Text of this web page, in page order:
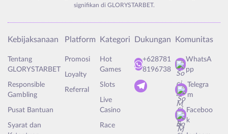
signifikan di GLORYSTARBET.
Kebijaksanaan
Tentang
GLORYSTARBET
Responsible
Gambling
Pusat Bantuan
Syarat dan
Platform
Promosi
Loyalty
Referral
Kategori
Hot
Games
Slots
Live
Casino
Race
Dukungan
+628781
8196738
Komunitas
WhatsA
pp
Telegra
m
Faceboo
k